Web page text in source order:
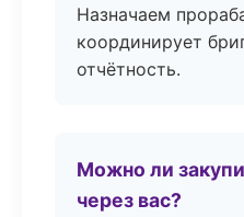
Назначаем
координирует
отчётность.
Можно ли
через вас?